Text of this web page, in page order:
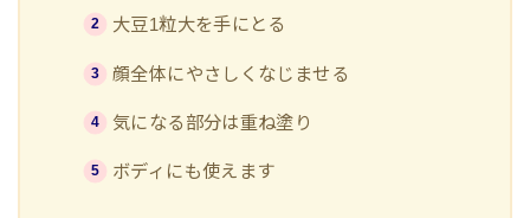
大豆1粒大を手にとる
顔全体にやさしくなじませる
気になる部分は重ね塗り
ボディにも使えます